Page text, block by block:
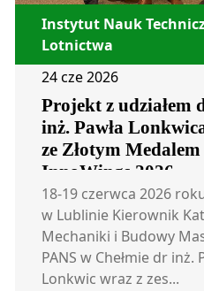
Instytut Nauk
Lotnictwa
24 cze 2026
Projekt z udziałem
inż. Pawła
ze Złotym Medalem
InnoWings 2026
18-19 czerwca 2026
w Lublinie Kierownik
Mechaniki i Budowy
PANS w Chełmie dr inż.
Lonkwic wraz z zes...